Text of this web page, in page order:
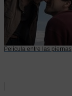
Pelicula entre las piernas